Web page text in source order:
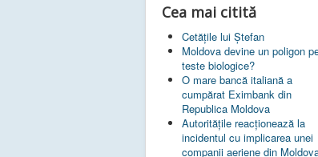
Cea mai citită
Cetățile lui Ștefan
Moldova devine un poligon
teste biologice?
O mare bancă italiană a
cumpărat Eximbank din
Republica Moldova
Autoritățile reacționează la
incidentul cu implicarea unei
companii aeriene din